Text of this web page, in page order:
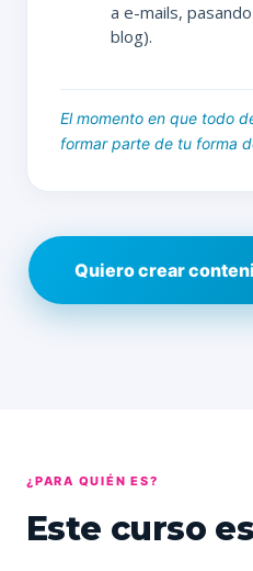
a e-mails,
blog).
El momento en que todo
formar parte de tu forma
Quiero crear
¿PARA QUIÉN ES?
Este curso